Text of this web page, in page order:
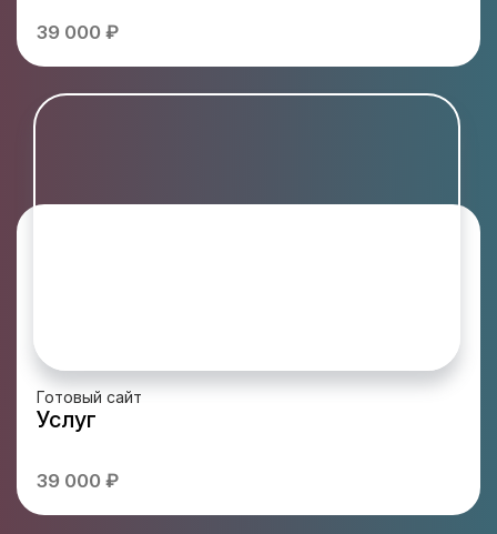
39 000 ₽
Готовый сайт
Услуг
39 000 ₽